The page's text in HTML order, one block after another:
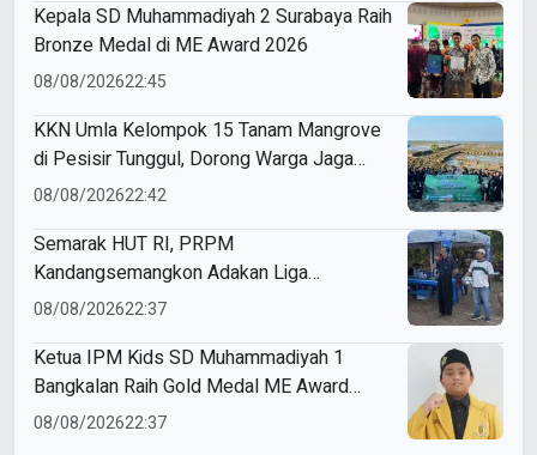
Kepala SD Muhammadiyah 2 Surabaya Raih
Bronze Medal di ME Award 2026
08/08/202622:45
KKN Umla Kelompok 15 Tanam Mangrove
di Pesisir Tunggul, Dorong Warga Jaga
Lingkungan
08/08/202622:42
Semarak HUT RI, PRPM
Kandangsemangkon Adakan Liga
Kemerdekaan 2026
08/08/202622:37
Ketua IPM Kids SD Muhammadiyah 1
Bangkalan Raih Gold Medal ME Award
2026
08/08/202622:37